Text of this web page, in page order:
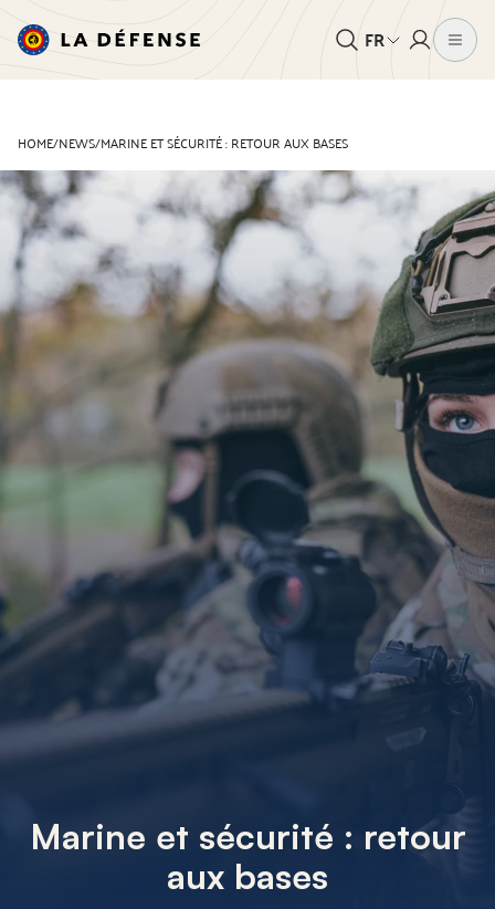
FR
HOME/NEWS/MARINE ET SÉCURITÉ : RETOUR AUX BASES
Marine et sécurité : retour
aux bases